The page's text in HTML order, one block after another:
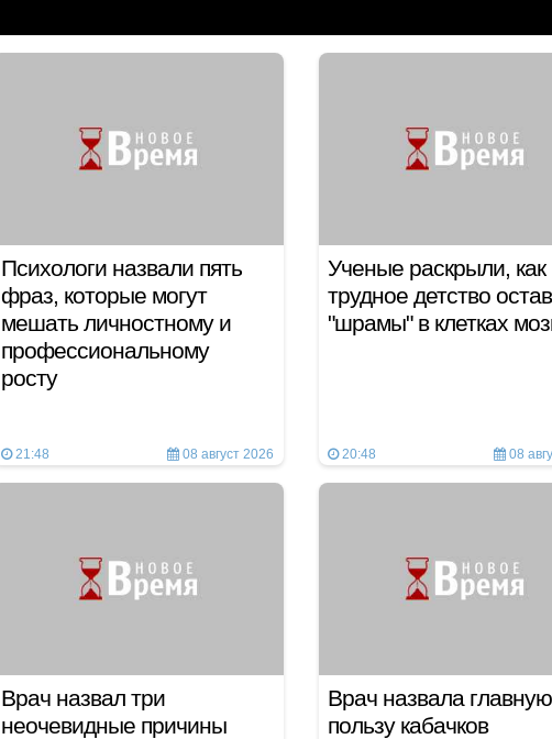
Психологи назвали пять
фраз, которые могут
мешать личностному и
профессиональному
росту
21:48 08 август 2026
Ученые раскрыли, как
трудное детство
"шрамы" в клетках
20:48 08
Врач назвал три
неочевидные причины
Врач назвала главную
пользу кабачков